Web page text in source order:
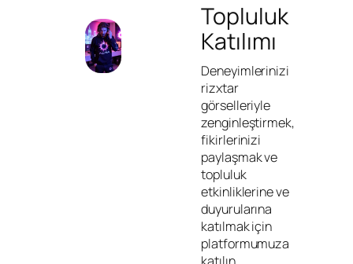
Topluluk
Katılımı
Deneyimlerinizi
rizxtar
görselleriyle
zenginleştirmek,
fikirlerinizi
paylaşmak ve
topluluk
etkinliklerine ve
duyurularına
katılmak için
platformumuza